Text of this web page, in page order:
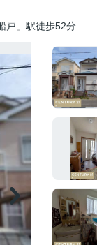
戸」駅徒歩52分